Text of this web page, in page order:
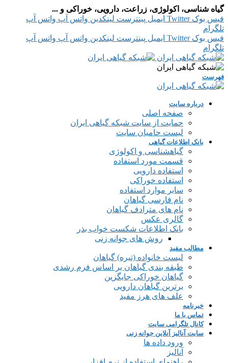
گیاه شناسی، اکولوژی، زراعت، دارویی، خوراکی و ...
فیس بوک Twitter ایمیل پینترست لینکدین واتس آپ واتس آپ
تلگرام
فیس بوک Twitter ایمیل پینترست لینکدین واتس آپ واتس آپ
تلگرام
فهرست
درباره سایت
صفحه اصلی
حمایت از سایت شبکه گیاهی ایران
لیست حامیان سایت
بانک اطلاعات گیاهی
گیاهشناسی و اکولوژی
قسمت مورد استفاده
استفاده دارویی
استفاده خوراکی
سایر موارد استفاده
نام فارسی گیاهان
نام های مترادف گیاهان
گالری عکس
بانک اطلاعات شکست خواب بذر
روش های جوانه زنی
مطالب مفید
لیست خانواده (تیره) گیاهان
طبقه بندی گیاهان بر اساس فرم رشدی
گیاهان خوراکی جایگزین
برترین گیاهان دارویی
علف های هرز مفید
خبرنامه
تماس با ما
کانال تلگرامی سایت
سایت آنالیز آنلاین جوانه زنی
ورود داده ها
آنالیز